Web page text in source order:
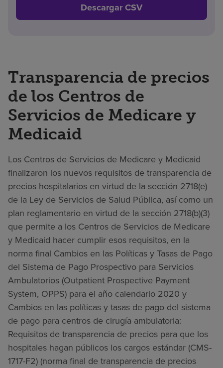
Descargar CSV
Transparencia de precios
de los Centros de
Servicios de Medicare y
Medicaid
Los Centros de Servicios de Medicare y Medicaid
finalizaron los nuevos requisitos de transparencia de
precios hospitalarios en virtud de la sección 2718(e)
de la Ley de Servicios de Salud Pública, así como un
plan reglamentario en virtud de la sección 2718(b)(3)
que permite a los Centros de Servicios de Medicare
y Medicaid hacer cumplir esos requisitos, en la
norma final Cambios en las Políticas y Tasas de Pago
del Sistema de Pago Prospectivo para Servicios
Ambulatorios (Outpatient Prospective Payment
System, OPPS) para el año calendario 2020 y
Cambios en las políticas y tasas de pago del sistema
de pago para centros de cirugía ambulatoria:
Requisitos de transparencia de precios para que los
hospitales hagan públicos los cargos estándar (CMS-
1717-F2) (norma final de transparencia de precios